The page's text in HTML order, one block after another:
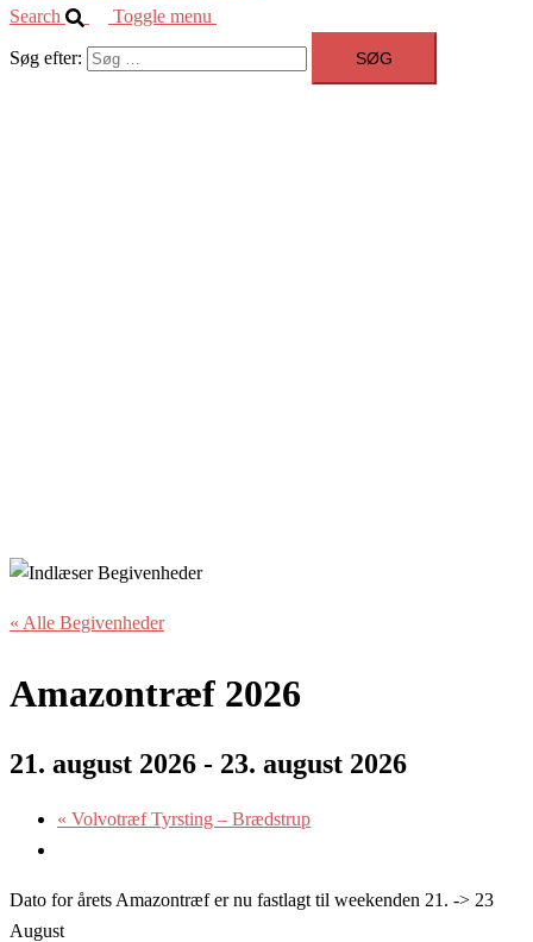
Search Toggle menu
Søg efter:
« Alle Begivenheder
Amazontræf 2026
21. august 2026 - 23. august 2026
« Volvotræf Tyrsting – Brædstrup
Dato for årets Amazontræf er nu fastlagt til weekenden 21. -> 23
August